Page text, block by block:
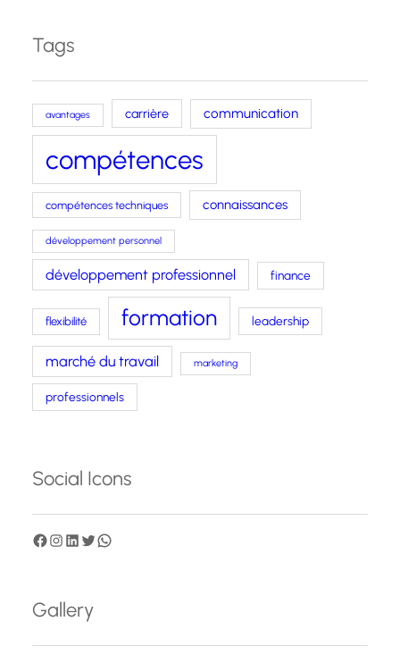
Tags
avantages carrière communication
compétences
compétences techniques connaissances
développement personnel
développement professionnel finance
flexibilité formation leadership
marché du travail marketing
professionnels
Social Icons
F
c
I
s
L
n
T
i
W
Gallery